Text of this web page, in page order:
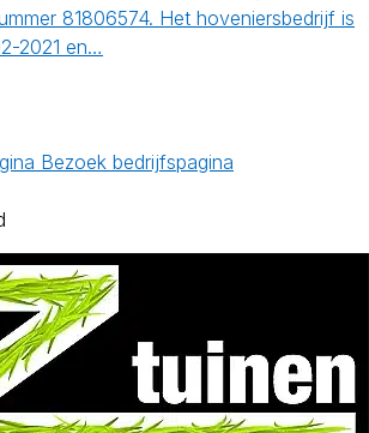
81806574. Het hoveniersbedrijf is
2021 en…
Bezoek bedrijfspagina